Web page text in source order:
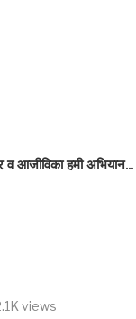
सुशिक्षित बेरोजगार
views